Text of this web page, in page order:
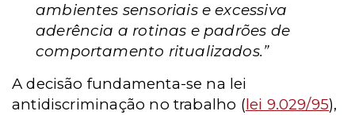
ambientes sensoriais e excessiva
aderência a rotinas e padrões de
comportamento ritualizados.”
A decisão fundamenta-se na lei
antidiscriminação no trabalho (lei 9.029/95),